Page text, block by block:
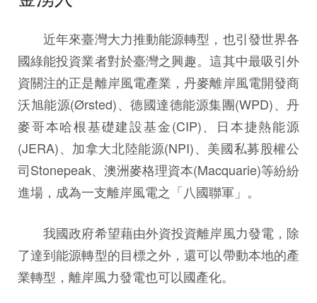
近年來臺灣大力推動能源轉型，也引發世界各
國綠能投資業者對於臺灣之興趣。這其中最吸引外
資關注的正是離岸風電產業，丹麥離岸風電開發商
沃旭能源(Ørsted)、德國達德能源集團(WPD)、丹
麥哥本哈根基礎建設基金(CIP)、日本捷熱能源
(JERA)、加拿大北陸能源(NPI)、美國私募股權公
司Stonepeak、澳洲麥格理資本(Macquarie)等紛紛
進場，成為一支離岸風電之「八國聯軍」。
我國政府希望藉由外資投資離岸風力發電，除
了達到能源轉型的目標之外，還可以帶動本地的產
業轉型，離岸風力發電也可以國產化。